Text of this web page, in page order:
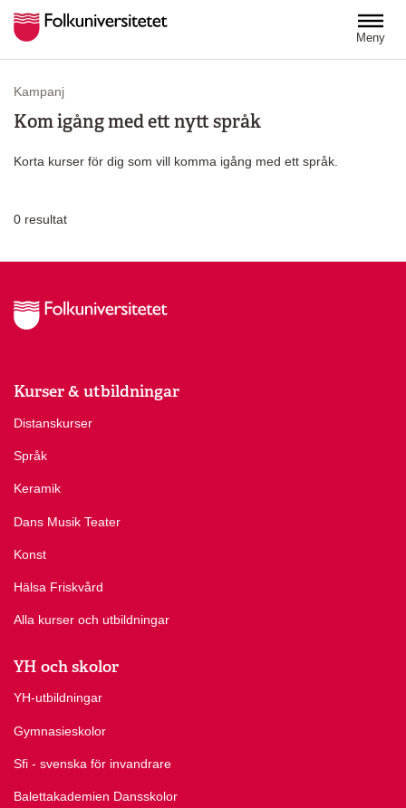
Meny
Kampanj
Kom igång med ett nytt språk
Korta kurser för dig som vill komma igång med ett språk.
0 resultat
Kurser & utbildningar
Distanskurser
Språk
Keramik
Dans Musik Teater
Konst
Hälsa Friskvård
Alla kurser och utbildningar
YH och skolor
YH-utbildningar
Gymnasieskolor
Sfi - svenska för invandrare
Balettakademien Dansskolor